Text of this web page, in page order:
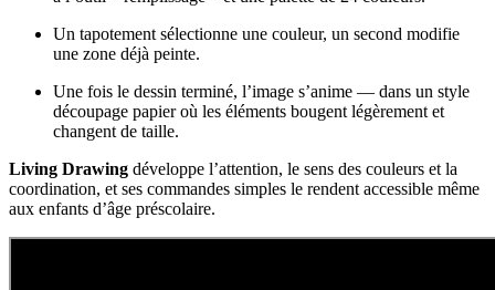
Un tapotement sélectionne une couleur, un second modifie
une zone déjà peinte.
Une fois le dessin terminé, l’image s’anime — dans un style
découpage papier où les éléments bougent légèrement et
changent de taille.
Living Drawing développe l’attention, le sens des couleurs et la
coordination, et ses commandes simples le rendent accessible même
aux enfants d’âge préscolaire.